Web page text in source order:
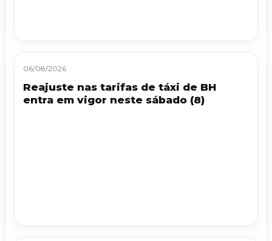
06/08/2026
Reajuste nas tarifas de táxi de BH
entra em vigor neste sábado (8)